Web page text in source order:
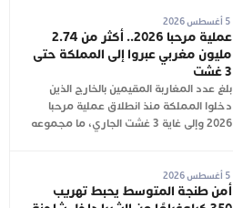
5 أغسطس 2026
عملية مرحبا 2026.. أكثر من 2.74
مليون مغربي عبروا إلى المملكة حتى
3 غشت
بلغ عدد المغاربة المقيمين بالخارج الذين
دخلوا المملكة منذ انطلاق عملية مرحبا
2026 وإلى غاية 3 غشت الجاري، ما مجموعه
5 أغسطس 2026
أمن طنجة المتوسط يحبط تهريب